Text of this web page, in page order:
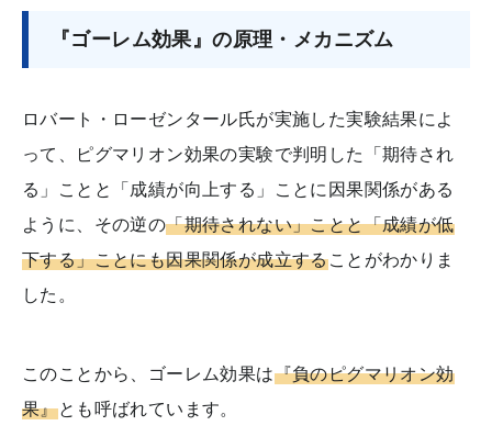
『ゴーレム効果』の原理・メカニズム
ロバート・ローゼンタール氏が実施した実験結果によ
って、ピグマリオン効果の実験で判明した「期待され
る」ことと「成績が向上する」ことに因果関係がある
ように、その逆の「期待されない」ことと「成績が低
下する」ことにも因果関係が成立することがわかりま
した。
このことから、ゴーレム効果は『負のピグマリオン効
果』とも呼ばれています。